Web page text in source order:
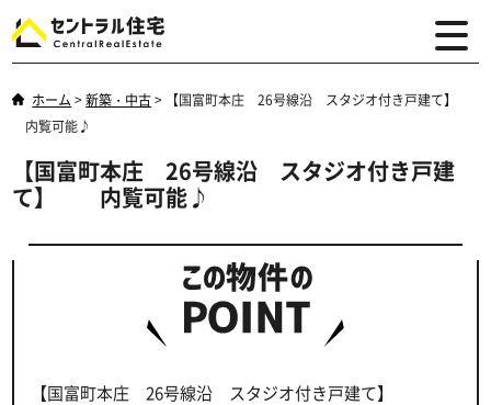
ホーム >新築・中古>
【国富町本庄 26号線沿 スタジオ付き戸建て】
内覧可能♪
【国富町本庄 26号線沿 スタジオ付き戸建
て】 内覧可能♪
【国富町本庄 26号線沿 スタジオ付き戸建て】